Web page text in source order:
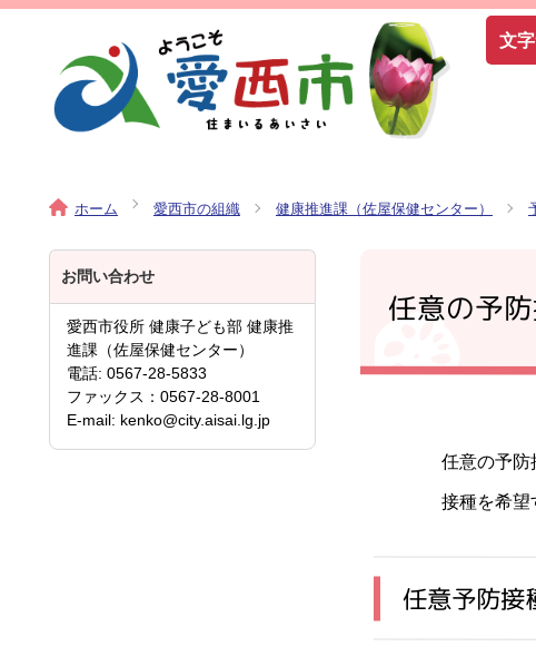
文
ホーム 愛西市の組織 健康推進課（佐屋保健センター）
任意の予
任意の予防
接種を希望
任意予防接
お問い合わせ
愛西市役所 健康子ども部 健康推
進課（佐屋保健センター）
電話: 0567-28-5833
ファックス：0567-28-8001
E-mail: kenko@city.aisai.lg.jp